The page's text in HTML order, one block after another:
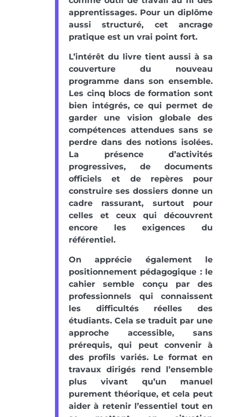
apprentissages. Pour un diplôme
aussi structuré, cet ancrage
pratique est un vrai point fort.
L’intérêt du livre tient aussi à sa
couverture du nouveau
programme dans son ensemble.
Les cinq blocs de formation sont
bien intégrés, ce qui permet de
garder une vision globale des
compétences attendues sans se
perdre dans des notions isolées.
La présence d’activités
progressives, de documents
officiels et de repères pour
construire ses dossiers donne un
cadre rassurant, surtout pour
celles et ceux qui découvrent
encore les exigences du
référentiel.
On apprécie également le
positionnement pédagogique : le
cahier semble conçu par des
professionnels qui connaissent
les difficultés réelles des
étudiants. Cela se traduit par une
approche accessible, sans
prérequis, qui peut convenir à
des profils variés. Le format en
travaux dirigés rend l’ensemble
plus vivant qu’un manuel
purement théorique, et cela peut
aider à retenir l’essentiel tout en